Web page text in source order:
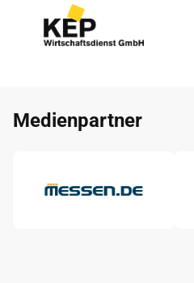
Medienpartner